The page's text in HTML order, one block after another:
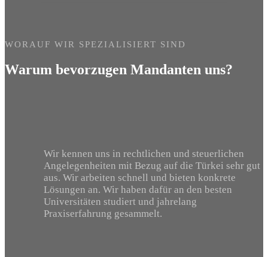
WORAUF WIR SPEZIALISIERT SIND
Warum bevorzugen Mandanten uns?
Wir kennen uns in rechtlichen und steuerlichen
Angelegenheiten mit Bezug auf die Türkei sehr gut
aus. Wir arbeiten schnell und bieten konkrete
Lösungen an. Wir haben dafür an den besten
Universitäten studiert und jahrelang
Praxiserfahrung gesammelt.